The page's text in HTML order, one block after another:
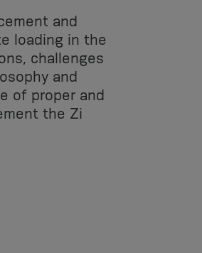
and
loading in the
challenges
and
of proper and
the Zi